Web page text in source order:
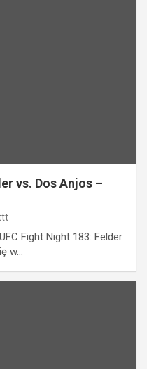
vs. Dos Anjos –
Fight Night 183: Felder
w…